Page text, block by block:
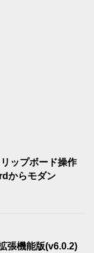
ップボード操作
からモダン
張機能版(v6.0.2)